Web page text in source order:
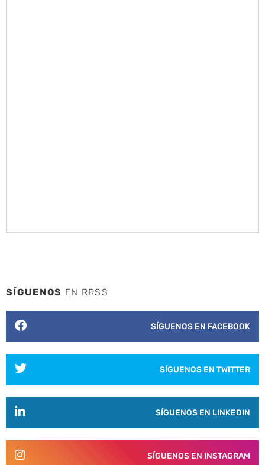
SÍGUENOS EN RRSS
SÍGUENOS EN FACEBOOK
SÍGUENOS EN TWITTER
SÍGUENOS EN LINKEDIN
SÍGUENOS EN INSTAGRAM